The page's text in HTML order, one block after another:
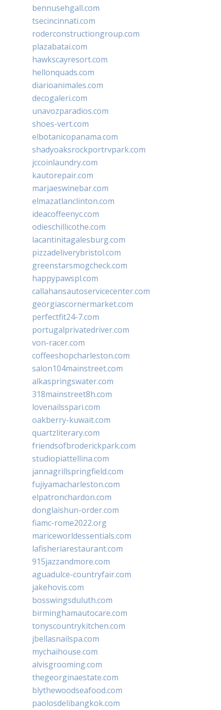
bennusehgall.com
tsecincinnati.com
roderconstructiongroup.com
plazabatai.com
hawkscayresort.com
hellonquads.com
diarioanimales.com
decogaleri.com
unavozparadios.com
shoes-vert.com
elbotanicopanama.com
shadyoaksrockportrvpark.com
jccoinlaundry.com
kautorepair.com
marjaeswinebar.com
elmazatlanclinton.com
ideacoffeenyc.com
odieschillicothe.com
lacantinitagalesburg.com
pizzadeliverybristol.com
greenstarsmogcheck.com
happypawspl.com
callahansautoservicecenter.com
georgiascornermarket.com
perfectfit24-7.com
portugalprivatedriver.com
von-racer.com
coffeeshopcharleston.com
salon104mainstreet.com
alkaspringswater.com
318mainstreet8h.com
lovenailsspari.com
oakberry-kuwait.com
quartzliterary.com
friendsofbroderickpark.com
studiopiattellina.com
jannagrillspringfield.com
fujiyamacharleston.com
elpatronchardon.com
donglaishun-order.com
fiamc-rome2022.org
mariceworldessentials.com
lafisheriarestaurant.com
915jazzandmore.com
aguadulce-countryfair.com
jakehovis.com
bosswingsduluth.com
birminghamautocare.com
tonyscountrykitchen.com
jbellasnailspa.com
mychaihouse.com
alvisgrooming.com
thegeorginaestate.com
blythewoodseafood.com
paolosdelibangkok.com